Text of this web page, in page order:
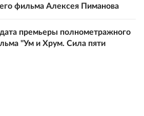
фильма Алексея Пиманова
дата премьеры полнометражного
"Ум и Хрум. Сила пяти